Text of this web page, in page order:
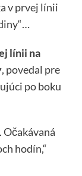
v prvej línii
línii na
, povedal pre
po boku
Očakávaná
hodín,“